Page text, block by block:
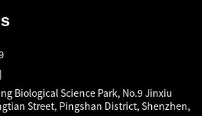
Biological Science Park, No.9 Jinxiu
Street, Pingshan District, Shenzhen,